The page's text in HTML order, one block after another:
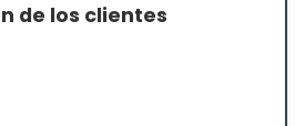
de los clientes